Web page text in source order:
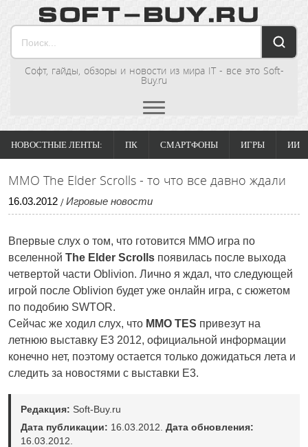
Софт, гайды, обзоры и новости из мира IT - все это Soft-
Buy.ru
НОВОСТНЫЕ ЛЕНТЫ: ПК СМАРТФОНЫ ИГРЫ ИИ
MMO The Elder Scrolls - то что все давно ждали
16.03.2012 / Игровые новости
Впервые слух о том, что готовится MMO игра по
вселенной The Elder Scrolls появилась после выхода
четвертой части Oblivion. Лично я ждал, что следующей
игрой после Oblivion будет уже онлайн игра, с сюжетом
по подобию SWTOR.
Сейчас же ходил слух, что MMO TES привезут на
летнюю выставку E3 2012, официальной информации
конечно нет, поэтому остается только дожидаться лета и
следить за новостями с выставки E3.
Редакция: Soft-Buy.ru
Дата публикации: 16.03.2012. Дата обновления:
16.03.2012.